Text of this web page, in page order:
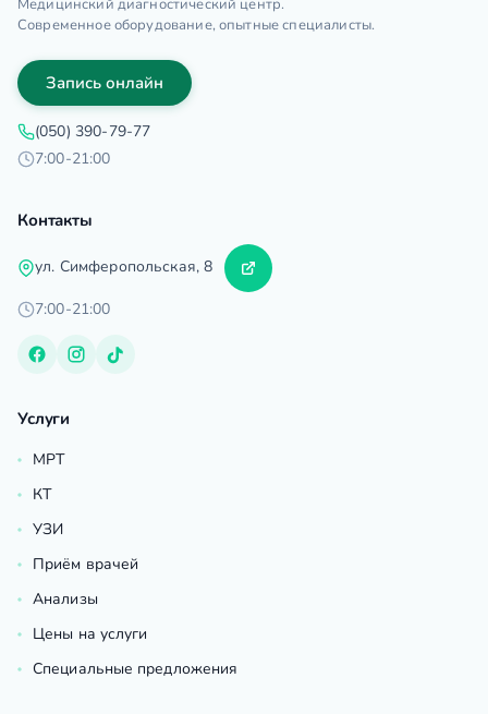
Медицинский диагностический центр.
Современное оборудование, опытные специалисты.
Запись онлайн
(050) 390-79-77
7:00-21:00
Контакты
ул. Симферопольская, 8
7:00-21:00
Услуги
МРТ
КТ
УЗИ
Приём врачей
Анализы
Цены на услуги
Специальные предложения